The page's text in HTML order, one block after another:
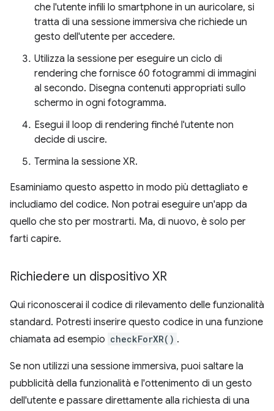
che l'utente infili lo smartphone in un auricolare, si
tratta di una sessione immersiva che richiede un
gesto dell'utente per accedere.
Utilizza la sessione per eseguire un ciclo di
rendering che fornisce 60 fotogrammi di immagini
al secondo. Disegna contenuti appropriati sullo
schermo in ogni fotogramma.
Esegui il loop di rendering finché l'utente non
decide di uscire.
Termina la sessione XR.
Esaminiamo questo aspetto in modo più dettagliato e
includiamo del codice. Non potrai eseguire un'app da
quello che sto per mostrarti. Ma, di nuovo, è solo per
farti capire.
Richiedere un dispositivo XR
Qui riconoscerai il codice di rilevamento delle funzionalità
standard. Potresti inserire questo codice in una funzione
chiamata ad esempio checkForXR() .
Se non utilizzi una sessione immersiva, puoi saltare la
pubblicità della funzionalità e l'ottenimento di un gesto
dell'utente e passare direttamente alla richiesta di una